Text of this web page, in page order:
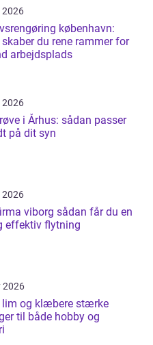
2026
københavn:
du rene rammer for
arbejdsplads
2026
i Århus: sådan passer
på dit syn
2026
sådan får du en
effektiv flytning
2026
og klæbere stærke
til både hobby og